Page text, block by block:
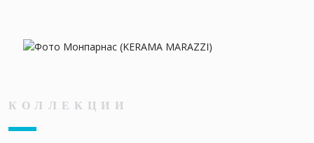
КОЛЛЕКЦИИ